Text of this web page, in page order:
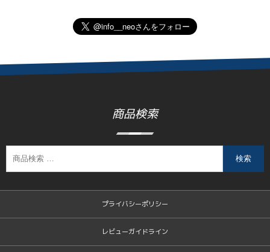
商品検索
検索
プライバシーポリシー
レビューガイドライン